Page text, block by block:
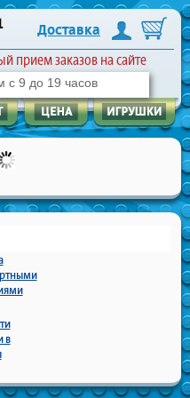
Доставка
прием заказов на сайте
с 9 до 19 часов
в